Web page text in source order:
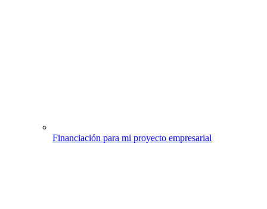
Financiación para mi proyecto empresarial